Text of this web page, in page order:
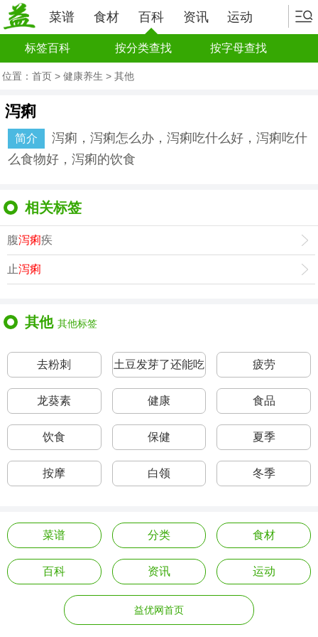
菜谱 食材 百科 资讯 运动
标签百科 按分类查找 按字母查找
位置： 首页 > 健康养生 > 其他
泻痢
简介
泻痢，泻痢怎么办，泻痢吃什么好，泻痢吃什
么食物好，泻痢的饮食
相关标签
腹泻痢疾
止泻痢
其他 其他标签
去粉刺
土豆发芽了还能吃
吗
疲劳
龙葵素 健康 食品
饮食 保健 夏季
按摩 白领 冬季
菜谱 分类 食材
百科 资讯 运动
益优网首页